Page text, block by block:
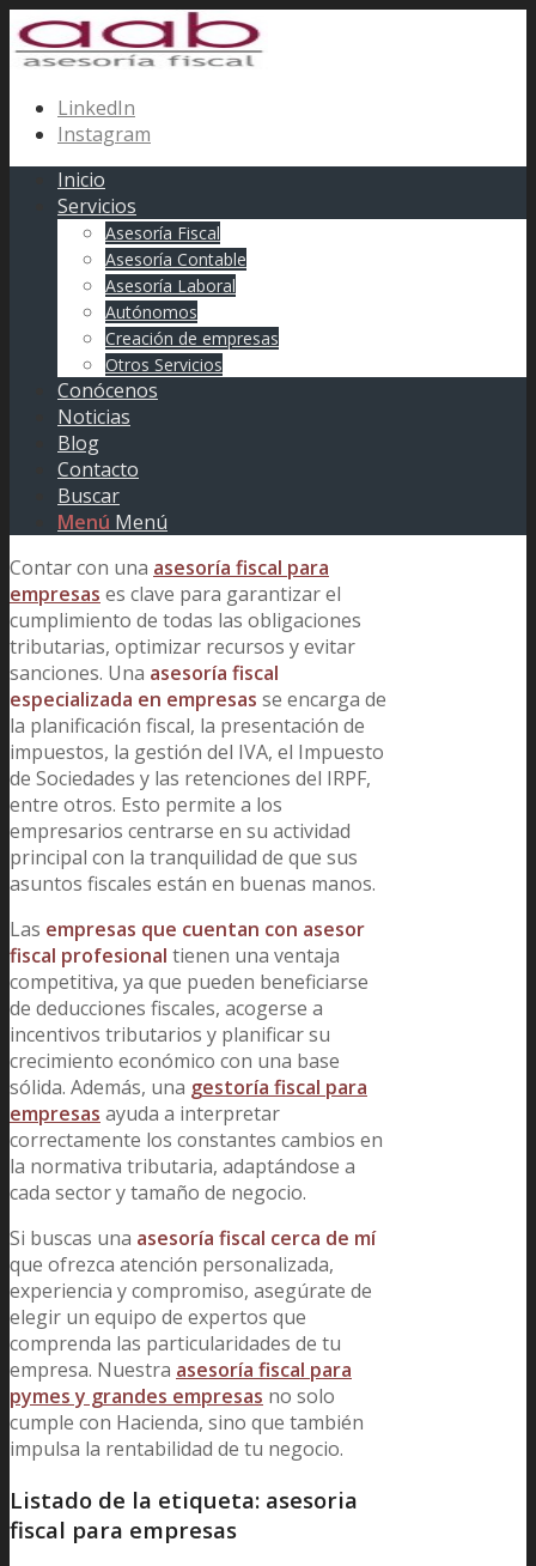
LinkedIn
Instagram
Inicio
Servicios
Asesoría Fiscal
Asesoría Contable
Asesoría Laboral
Autónomos
Creación de empresas
Otros Servicios
Conócenos
Noticias
Blog
Contacto
Buscar
Menú Menú
Contar con una asesoría fiscal para
empresas es clave para garantizar el
cumplimiento de todas las obligaciones
tributarias, optimizar recursos y evitar
sanciones. Una asesoría fiscal
especializada en empresas se encarga de
la planificación fiscal, la presentación de
impuestos, la gestión del IVA, el Impuesto
de Sociedades y las retenciones del IRPF,
entre otros. Esto permite a los
empresarios centrarse en su actividad
principal con la tranquilidad de que sus
asuntos fiscales están en buenas manos.
Las empresas que cuentan con asesor
fiscal profesional tienen una ventaja
competitiva, ya que pueden beneficiarse
de deducciones fiscales, acogerse a
incentivos tributarios y planificar su
crecimiento económico con una base
sólida. Además, una gestoría fiscal para
empresas ayuda a interpretar
correctamente los constantes cambios en
la normativa tributaria, adaptándose a
cada sector y tamaño de negocio.
Si buscas una asesoría fiscal cerca de mí
que ofrezca atención personalizada,
experiencia y compromiso, asegúrate de
elegir un equipo de expertos que
comprenda las particularidades de tu
empresa. Nuestra asesoría fiscal para
pymes y grandes empresas no solo
cumple con Hacienda, sino que también
impulsa la rentabilidad de tu negocio.
Listado de la etiqueta: asesoria
fiscal para empresas